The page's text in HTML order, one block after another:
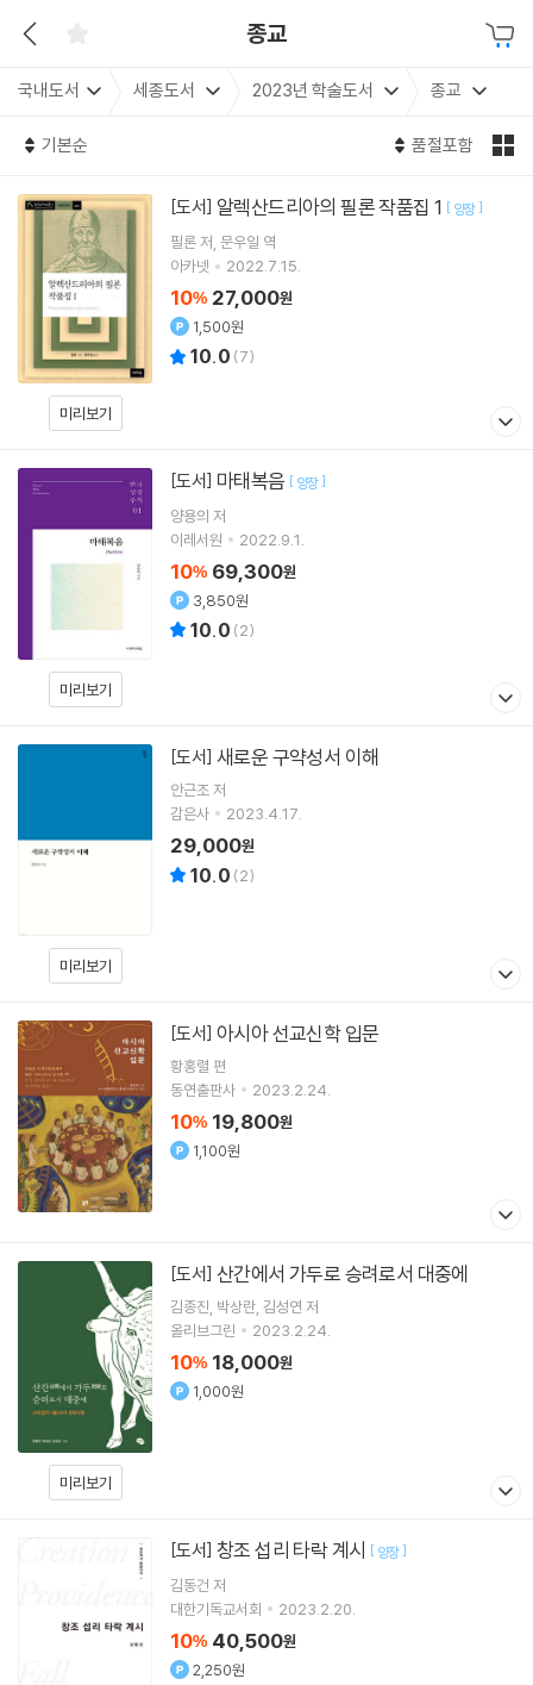
종교
국내도서 세종도서 2023년 학술도서 종교
기본순 품절포함
미리보기
[도서] 알렉산드리아의 필론 작품집 1 [ 양장]
필론저 문우일 역
아카넷
2022.7.15.
10% 27,000원
1,500원
10.0 (7)
미리보기
[도서] 마태복음 [ 양장]
양용의 저
이레서원
2022.9.1.
10% 69,300원
3,850원
10.0 (2)
미리보기
[도서] 새로운 구약성서 이해
안근조 저
감은사
2023.4.17.
29,000원
10.0 (2)
[도서] 아시아 선교신학 입문
황홍렬 편
동연출판사
2023.2.24.
10% 19,800원
1,100원
미리보기
[도서] 산간에서 가두로 승려로서 대중에
김종진 박상란 김성연 저
올리브그린
2023.2.24.
10% 18,000원
1,000원
[도서] 창조 섭리 타락 계시 [ 양장]
김동건 저
대한기독교서회
2023.2.20.
10% 40,500원
2,250원